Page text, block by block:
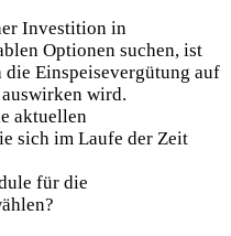
Investition in
Optionen suchen, ist
Einspeisevergütung auf
wird.
aktuellen
sich im Laufe der Zeit